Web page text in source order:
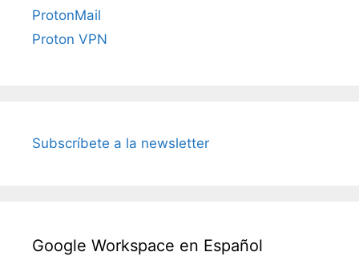
ProtonMail
Proton VPN
Subscríbete a la newsletter
Google Workspace en Español